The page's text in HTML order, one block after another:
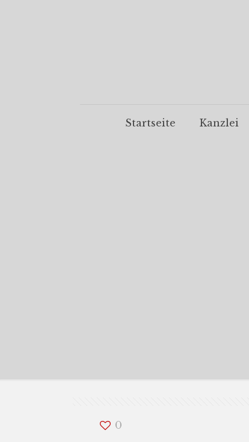
Startseite Kanzlei
0